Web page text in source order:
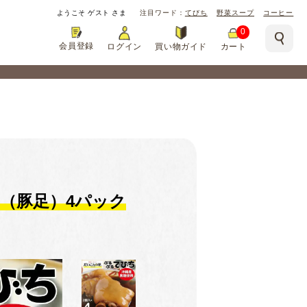
ようこそゲスト さま 注目ワード てびち 野菜スープ コーヒー
会員登録 ログイン 買い物ガイド カート
0
豚足）4パック